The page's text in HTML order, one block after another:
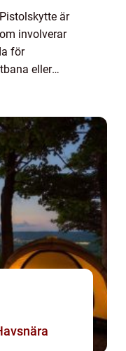
är
involverar
för
eller